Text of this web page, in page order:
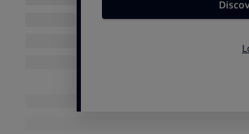
, ya que en caso de tener